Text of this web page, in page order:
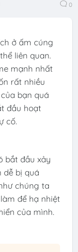
0
ở ấm cúng
liên quan.
mạnh nhất
rất nhiều
bạn quá
đầu hoạt
cố.
bắt đầu xảy
dễ bị quá
chúng ta
để hạ nhiệt
của mình.